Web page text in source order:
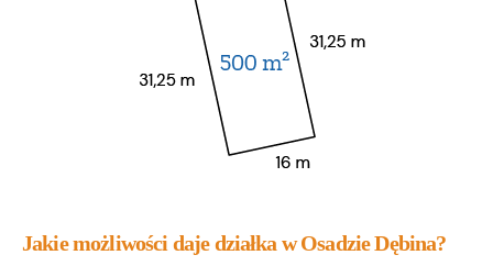
Jakie możliwości daje działka w Osadzie Dębina?